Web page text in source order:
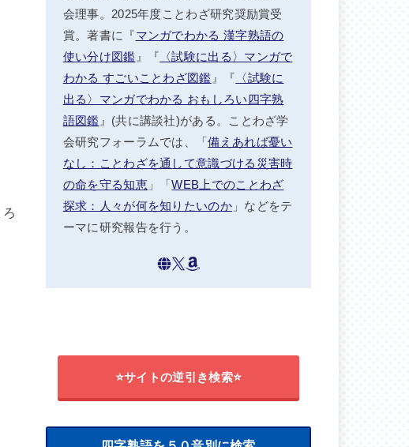
会理事。2025年度ことわざ研究奨励賞受
賞。著書に『マンガでわかる 漢字熟語の
使い分け図鑑 』『 〈試験に出る〉マンガで
わかる すごいことわざ図鑑 』『 〈試験に
出る〉マンガでわかる おもしろい四字熟
語図鑑 』(共に講談社)がある。ことわざ学
会研究フォーラムでは、「備えあれば憂い
なし：ことわざを通して意識づける災害時
の命を守る知恵」「WEB上でのことわざ
探求：人々が何を知りたいのか」などをテ
ーマに研究報告を行う。
⭐サイトの逆引き検索⭐